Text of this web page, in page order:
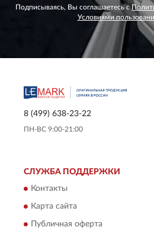
Подписываясь, Вы соглашаетесь с
Условиями
8 (499) 638-23-22
ПН-ВС 9:00-21:00
СЛУЖБА ПОДДЕРЖКИ
Контакты
Карта сайта
Публичная оферта